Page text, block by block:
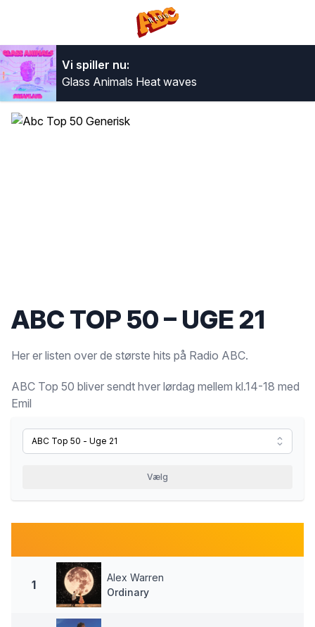
Vi spiller nu:
Glass Animals Heat waves
ABC TOP 50 – UGE 21
Her er listen over de største hits på Radio ABC.
ABC Top 50 bliver sendt hver lørdag mellem kl.14-18 med
Emil
1
Alex Warren
Ordinary